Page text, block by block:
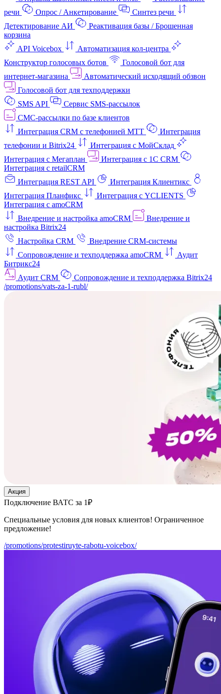
речи
Опрос / Анкетирование
Синтез речи
Детектирование АИ
Реактивация базы / Брошенная
корзина
API Voicebox
Автоматизация кол‑центра
Конструктор голосовых ботов
Голосовой бот для
интернет‑магазина
Автоматический исходящий обзвон
Голосовой бот для техподдержки
SMS API
Сервис SMS-рассылок
СМС-рассылки по базе клиентов
Интеграция CRM с телефонией МТТ
Интеграция
телефонии и Bitrix24
Интеграция с МойСклад
Интеграция с Мегаплан
Интеграция с 1C CRM
Интеграция с retailCRM
Интеграция REST API
Интеграция Клиентикс
Интеграция Планфикс
Интеграция с YCLIENTS
Интеграция с amoCRM
Внедрение и настройка amoCRM
Внедрение и
настройка Bitrix24
Настройка CRM
Внедрение CRM-системы
Сопровождение и техподдержка amoCRM
Аудит
Битрикс24
Аудит CRM
Сопровождение и техподдержка Bitrix24
/promotions/vats-za-1-rubl/
Акция
Подключение ВАТС за 1₽
Специальные условия для новых клиентов! Ограниченное
предложение!
/promotions/protestiruyte-rabotu-voicebox/